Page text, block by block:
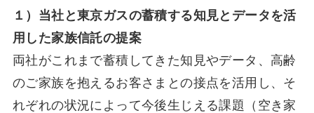
１）当社と東京ガスの蓄積する知見とデータを活
用した家族信託の提案
両社がこれまで蓄積してきた知見やデータ、高齢
のご家族を抱えるお客さまとの接点を活用し、そ
れぞれの状況によって今後生じえる課題（空き家